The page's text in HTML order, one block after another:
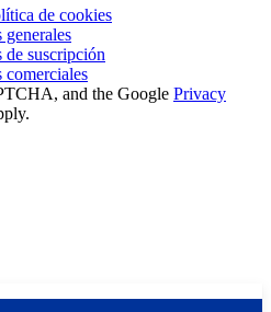
de cookies
suscripción
and the Google Privacy